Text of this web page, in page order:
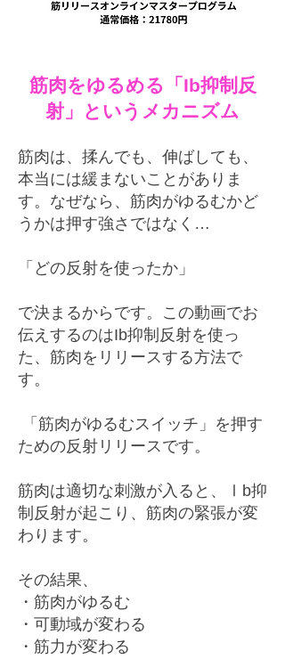
筋肉をゆるめる「Ib抑制反
射」というメカニズム
筋肉は、揉んでも、伸ばしても、
本当には緩まないことがありま
す。 なぜなら、筋肉がゆるむかど
うかは押す強さではなく…
「どの反射を使ったか」
で決まるからです。 この動画でお
伝えするのはIb抑制反射を使っ
た、筋肉をリリースする方法で
す。
「筋肉がゆるむスイッチ」を押す
ための反射リリースです。
筋肉は適切な刺激が入ると、Ⅰb抑
制反射が起こり、筋肉の緊張が変
わります。
その結果、
・筋肉がゆるむ
・可動域が変わる
・筋力が変わる